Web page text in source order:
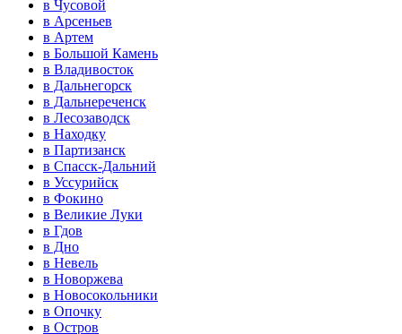
в Чусовой
в Арсеньев
в Артем
в Большой Камень
в Владивосток
в Дальнегорск
в Дальнереченск
в Лесозаводск
в Находку
в Партизанск
в Спасск-Дальний
в Уссурийск
в Фокино
в Великие Луки
в Гдов
в Дно
в Невель
в Новоржева
в Новосокольники
в Опочку
в Остров